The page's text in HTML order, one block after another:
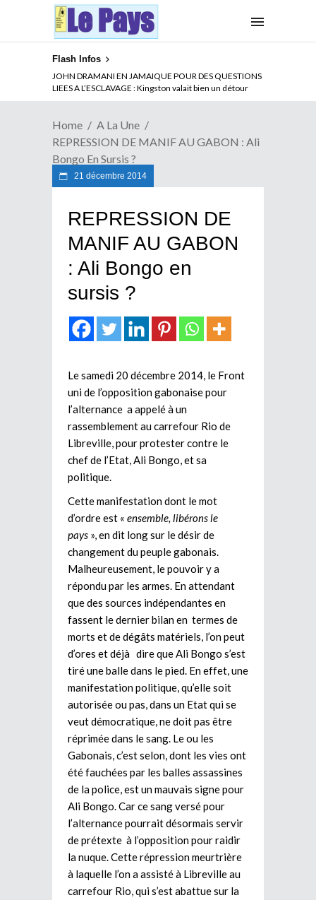
Flash Infos
ABSENCE PROLONGEE DE PAUL BIYA DU CAMEROUN :
Qui pilote le Cameroun ?
Home
A La Une
REPRESSION DE MANIF AU GABON : Ali
Bongo En Sursis ?
21 décembre 2014
REPRESSION DE
MANIF AU GABON
: Ali Bongo en
sursis ?
Le samedi 20 décembre 2014, le Front
uni de l’opposition gabonaise pour
l’alternance a appelé à un
rassemblement au carrefour Rio de
Libreville, pour protester contre le
chef de l’Etat, Ali Bongo, et sa
politique.
Cette manifestation dont le mot
d’ordre est « ensemble, libérons le
pays », en dit long sur le désir de
changement du peuple gabonais.
Malheureusement, le pouvoir y a
répondu par les armes. En attendant
que des sources indépendantes en
fassent le dernier bilan en termes de
morts et de dégâts matériels, l’on peut
d’ores et déjà dire que Ali Bongo s’est
tiré une balle dans le pied. En effet, une
manifestation politique, qu’elle soit
autorisée ou pas, dans un Etat qui se
veut démocratique, ne doit pas être
réprimée dans le sang. Le ou les
Gabonais, c’est selon, dont les vies ont
été fauchées par les balles assassines
de la police, est un mauvais signe pour
Ali Bongo. Car ce sang versé pour
l’alternance pourrait désormais servir
de prétexte à l’opposition pour raidir
la nuque. Cette répression meurtrière
à laquelle l’on a assisté à Libreville au
carrefour Rio, qui s’est abattue sur la